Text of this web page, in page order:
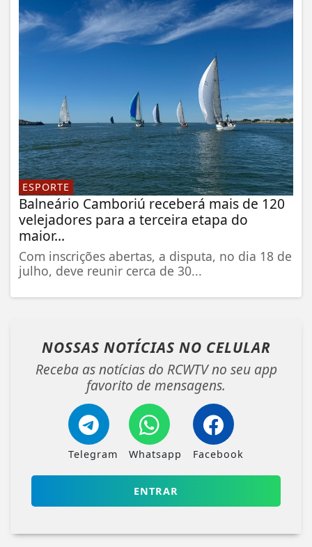
ESPORTE
Balneário Camboriú receberá mais de 120
velejadores para a terceira etapa do
maior...
Com inscrições abertas, a disputa, no dia 18 de
julho, deve reunir cerca de 30...
NOSSAS NOTÍCIAS NO CELULAR
Receba as notícias do RCWTV no seu app
favorito de mensagens.
Telegram Whatsapp Facebook
ENTRAR